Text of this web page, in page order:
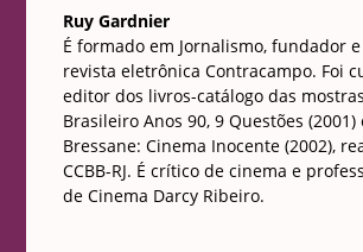
Ruy Gardnier
É formado em Jornalismo, fundador
revista eletrônica Contracampo. Foi
editor dos livros-catálogo das
Brasileiro Anos 90, 9 Questões (2001)
Bressane: Cinema Inocente (2002),
CCBB-RJ. É crítico de cinema e
de Cinema Darcy Ribeiro.